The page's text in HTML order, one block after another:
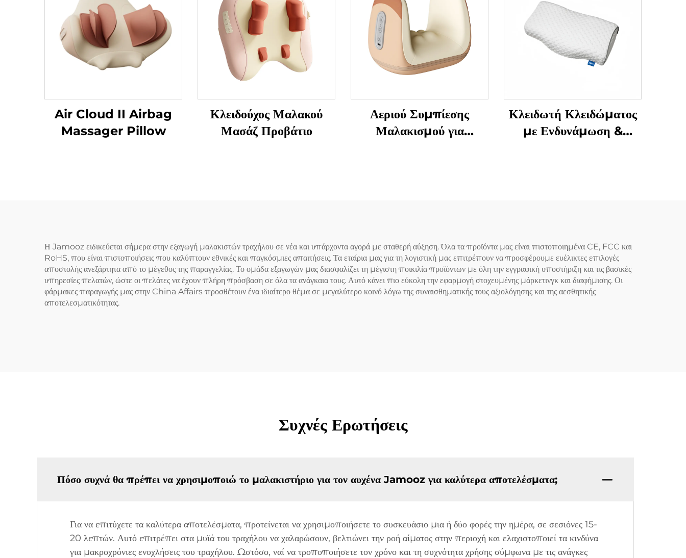
Air Cloud II Airbag
Massager Pillow
Κλειδούχος Μαλακού
Μασάζ Προβάτιο
Αεριού Συμπίεσης
Μαλακισμού για
Κλειδωτή Κλειδώματος
με Ενδυνάμωση &
Η Jamooz ειδικεύεται σήμερα στην εξαγωγή μαλακιστών τραχήλου σε νέα και υπάρχοντα αγορά με σταθερή αύξηση. Όλα τα προϊόντα μας είναι πιστοποιημένα CE, FCC και
RoHS, που είναι πιστοποιήσεις που καλύπτουν εθνικές και παγκόσμιες απαιτήσεις. Τα εταίρια μας για τη λογιστική μας επιτρέπουν να προσφέρουμε ευέλικτες επιλογές
αποστολής ανεξάρτητα από το μέγεθος της παραγγελίας. Το ομάδα εξαγωγών μας διασφαλίζει τη μέγιστη ποικιλία προϊόντων με όλη την εγγραφική υποστήριξη και τις βασικές
υπηρεσίες πελατών, ώστε οι πελάτες να έχουν πλήρη πρόσβαση σε όλα τα ανάγκαια τους. Αυτό κάνει πιο εύκολη την εφαρμογή στοχευμένης μάρκετινγκ και διαφήμισης. Οι
φάρμακες παραγωγής μας στην China Affairs προσθέτουν ένα ιδιαίτερο θέμα σε μεγαλύτερο κοινό λόγω της συναισθηματικής τους αξιολόγησης και της αεσθητικής
αποτελεσματικότητας.
Συχνές Ερωτήσεις
Πόσο συχνά θα πρέπει να χρησιμοποιώ το μαλακιστήριο για τον αυχένα Jamooz για καλύτερα αποτελέσματα;
Για να επιτύχετε τα καλύτερα αποτελέσματα, προτείνεται να χρησιμοποιήσετε το συσκευάσιο μια ή δύο φορές την ημέρα, σε σεσιόνες 15-
20 λεπτών. Αυτό επιτρέπει στα μυϊά του τραχήλου να χαλαρώσουν, βελτιώνει την ροή αίματος στην περιοχή και ελαχιστοποιεί τα κινδύνα
για μακροχρόνιες ενοχλήσεις του τραχήλου. Ωστόσο, ναί να τροποποιήσετε τον χρόνο και τη συχνότητα χρήσης σύμφωνα με τις ανάγκες